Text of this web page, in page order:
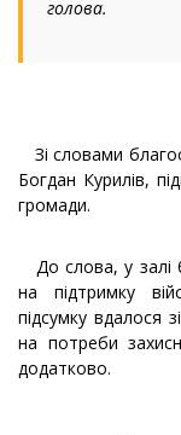
голова.
Зі словами
Богдан Курилів,
громади.
До слова, у залі
на підтримку
підсумку вдалося
на потреби
додатково.